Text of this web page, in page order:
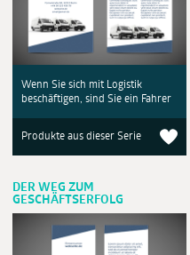
Wenn Sie sich mit Logistik
beschäftigen, sind Sie ein Fahrer
Produkte aus dieser Serie
DER WEG ZUM
GESCHÄFTSERFOLG